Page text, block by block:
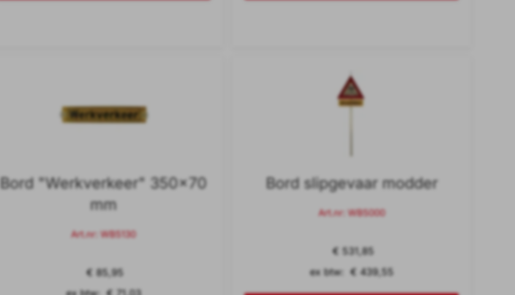
Bord "Werkverkeer" 350x70
mm
Art.nr: WB5130
€ 85,95
Bord slipgevaar modder
Art.nr: WB5000
€ 531,85
ex btw: € 439,55